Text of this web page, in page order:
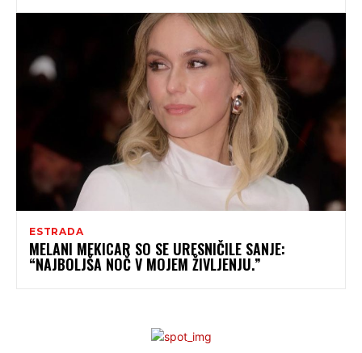
ESTRADA
MELANI MEKICAR SO SE URESNIČILE SANJE:
“NAJBOLJŠA NOČ V MOJEM ŽIVLJENJU.”